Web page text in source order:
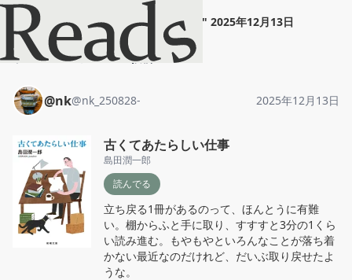
@nk "古くてあたらしい仕事 " 2025年12月13日
ホーム @nk 投稿
@nk@nk_250828- 2025年12月13日
古くてあたらしい仕事
島田潤一郎
読んでる
立ち戻る1冊があるのって、ほんとうに有難
い。棚からふと手に取り、すすすと3分の1くら
い読み進む。もやもやといろんなことが落ち着
かない最近なのだけれど、だいぶ取り戻せたよ
うな。